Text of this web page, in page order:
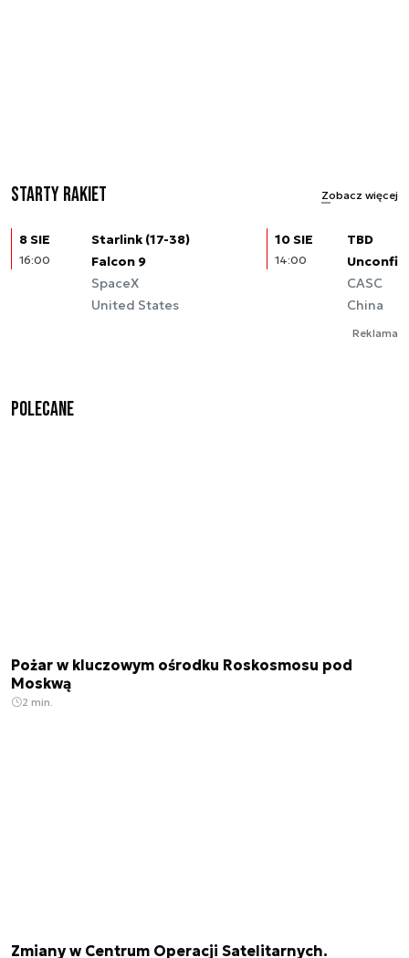
Starty rakiet Zobacz więcej
8 SIE
16:00
Starlink (17-38)
Falcon 9
SpaceX
United States
10 SIE
14:00
TBD
CASC
China
Reklama
Polecane
Pożar w kluczowym ośrodku Roskosmosu pod
Moskwą
2 min.
Zmiany w Centrum Operacji Satelitarnych.